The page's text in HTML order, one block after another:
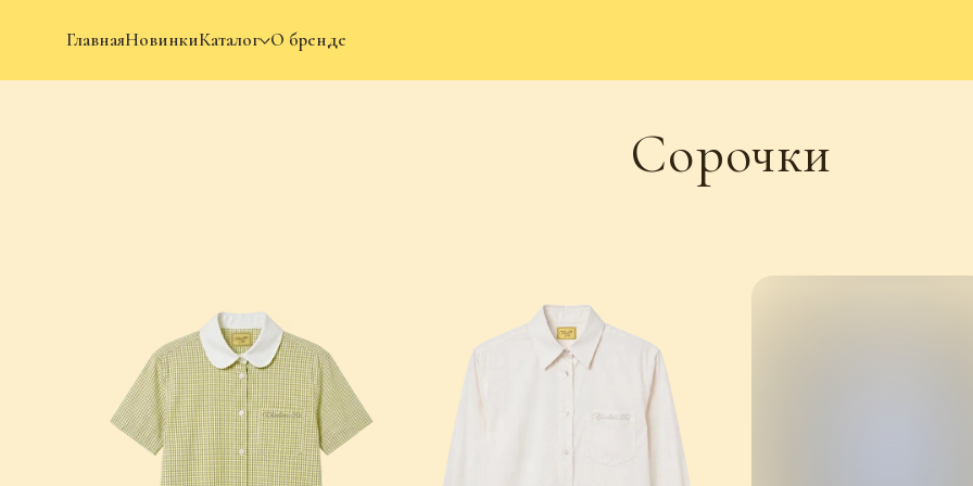
ГлавнаяНовинкиКаталог О бренде
Сорочки